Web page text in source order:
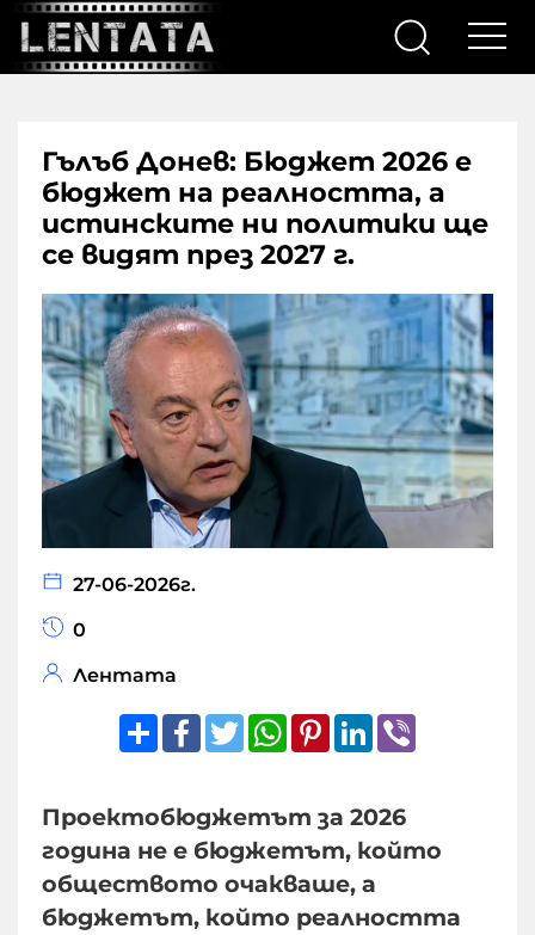
Гълъб Донев: Бюджет 2026 е
бюджет на реалността, а
истинските ни политики ще
се видят през 2027 г.
27-06-2026г.
0
Лентата
ShareFacebook
TwitterWhatsApp
Pinterest
LinkedIn
Проектобюджетът за 2026
година не е бюджетът, който
обществото очакваше, а
бюджетът, който реалността